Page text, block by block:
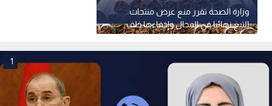
وزارة الصحة تقرر منع عرض منتجات
التبغ نهائيا في المحال وإخفاءها خلف
ستار أسود
1